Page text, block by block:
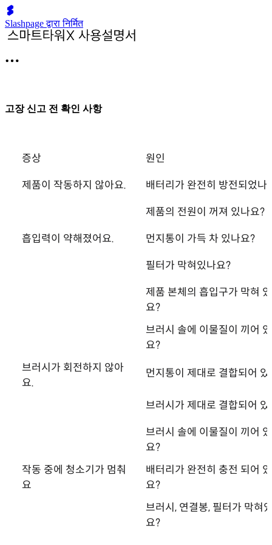
Slashpage द्वारा निर्मित
고장 신고 전 확인 사항
증상 원인
제품이 작동하지 않아요. 배터리가 완전히 방전되었나
제품의 전원이 꺼져 있나요?
흡입력이 약해졌어요. 먼지통이 가득 차 있나요?
필터가 막혀있나요?
제품 본체의 흡입구가 막혀
요?
브러시 솔에 이물질이 끼어
요?
브러시가 회전하지 않아
요.
먼지통이 제대로 결합되어 있
브러시가 제대로 결합되어 있
브러시 솔에 이물질이 끼어
요?
작동 중에 청소기가 멈춰
요
배터리가 완전히 충전 되어
요?
브러시, 연결봉, 필터가 막혀
요?